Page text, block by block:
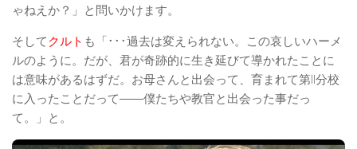
ゃねえか？」と問いかけます。
そしてクルト も「･･･過去は変えられない。この哀しいハーメ
ルのように。だが、君が奇跡的に生き延びて導かれたことに
は意味があるはずだ。お母さんと出会って、育まれて第II分校
に入ったことだって――僕たちや教官と出会った事だっ
て。」と。